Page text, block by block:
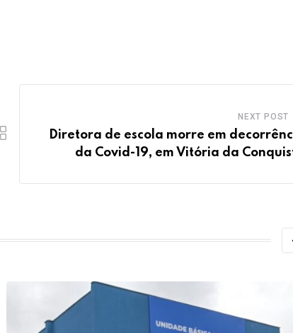
NEXT POST
Diretora de escola morre em
da Covid-19, em Vitória da